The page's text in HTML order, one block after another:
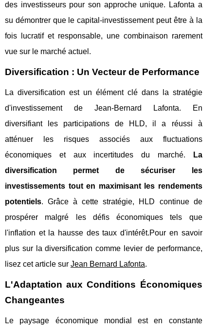
des investisseurs pour son approche unique. Lafonta a
su démontrer que le capital-investissement peut être à la
fois lucratif et responsable, une combinaison rarement
vue sur le marché actuel.
Diversification : Un Vecteur de Performance
La diversification est un élément clé dans la stratégie
d'investissement de Jean-Bernard Lafonta. En
diversifiant les participations de HLD, il a réussi à
atténuer les risques associés aux fluctuations
économiques et aux incertitudes du marché.
La
diversification permet de sécuriser les
investissements tout en maximisant les rendements
potentiels. Grâce à cette stratégie, HLD continue de
prospérer malgré les défis économiques tels que
l'inflation et la hausse des taux d'intérêt.Pour en savoir
plus sur la diversification comme levier de performance,
lisez cet article sur Jean Bernard Lafonta.
L'Adaptation aux Conditions Économiques
Changeantes
Le paysage économique mondial est en constante